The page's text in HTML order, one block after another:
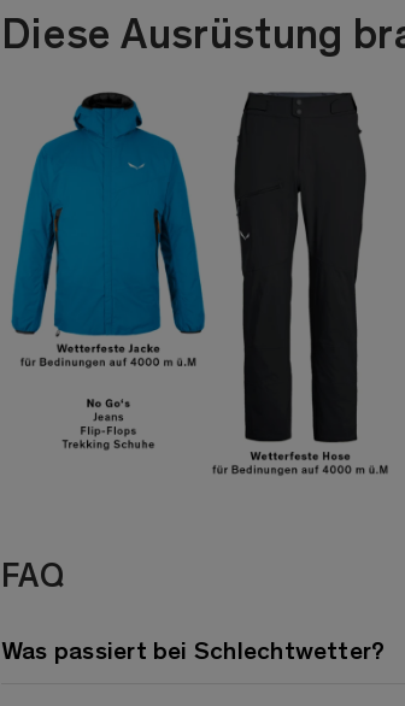
Diese Ausrüstung
FAQ
Was passiert bei Schlechtwetter?